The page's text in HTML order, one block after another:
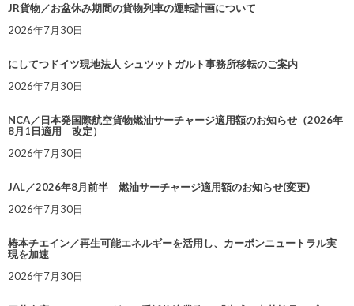
JR貨物／お盆休み期間の貨物列車の運転計画について
2026年7月30日
にしてつドイツ現地法人 シュツットガルト事務所移転のご案内
2026年7月30日
NCA／日本発国際航空貨物燃油サーチャージ適用額のお知らせ（2026年
8月1日適用 改定）
2026年7月30日
JAL／2026年8月前半 燃油サーチャージ適用額のお知らせ(変更)
2026年7月30日
椿本チエイン／再生可能エネルギーを活用し、カーボンニュートラル実
現を加速
2026年7月30日